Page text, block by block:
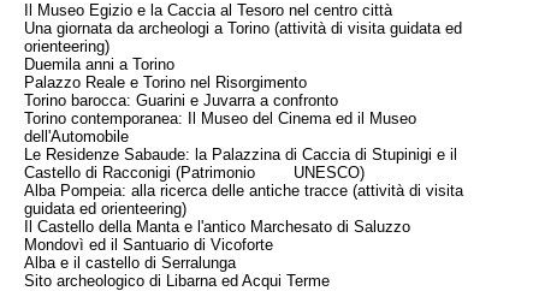
Il Museo Egizio e la Caccia al Tesoro nel centro città
Una giornata da archeologi a Torino (attività di visita guidata ed
orienteering)
Duemila anni a Torino
Palazzo Reale e Torino nel Risorgimento
Torino barocca: Guarini e Juvarra a confronto
Torino contemporanea: Il Museo del Cinema ed il Museo
dell'Automobile
Le Residenze Sabaude: la Palazzina di Caccia di Stupinigi e il
Castello di Racconigi (Patrimonio UNESCO)
Alba Pompeia: alla ricerca delle antiche tracce (attività di visita
guidata ed orienteering)
Il Castello della Manta e l'antico Marchesato di Saluzzo
Mondovì ed il Santuario di Vicoforte
Alba e il castello di Serralunga
Sito archeologico di Libarna ed Acqui Terme